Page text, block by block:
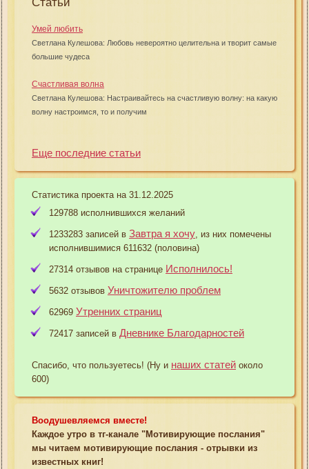
Умей любить
Светлана Кулешова: Любовь невероятно целительна и творит самые
большие чудеса
Счастливая волна
Светлана Кулешова: Настраивайтесь на счастливую волну: на какую
волну настроимся, то и получим
Еще последние статьи
Статистика проекта на 31.12.2025
129788 исполнившихся желаний
1233283 записей в Завтра я хочу , из них помечены
исполнившимися 611632 (половина)
27314 отзывов на странице Исполнилось!
5632 отзывов Уничтожителю проблем
62969 Утренних страниц
72417 записей в Дневнике Благодарностей
Спасибо, что пользуетесь! (Ну и наших статей около
600)
Воодушевляемся вместе!
Каждое утро в тг-канале "Мотивирующие послания"
мы читаем мотивирующие послания - отрывки из
известных книг!